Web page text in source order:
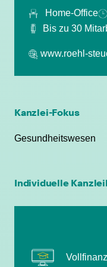
Home-Office
Bis zu 30
www.roehl-
Kanzlei-Fokus
Gesundheitswesen
IndividuelleGleitzeit